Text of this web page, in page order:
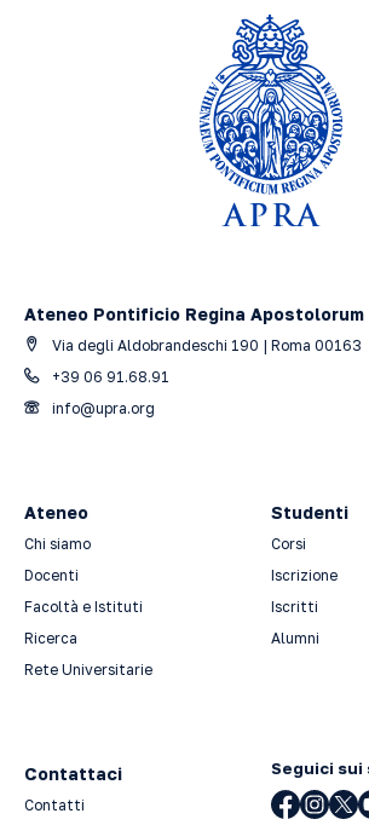
Ateneo Pontificio Regina Apostolorum
Via degli Aldobrandeschi 190 | Roma 00163
+39 06 91.68.91
info@upra.org
Ateneo
Chi siamo
Docenti
Facoltà e Istituti
Ricerca
Rete Universitarie
Studenti
Corsi
Iscrizione
Iscritti
Alumni
Contattaci
Contatti
Seguici sui